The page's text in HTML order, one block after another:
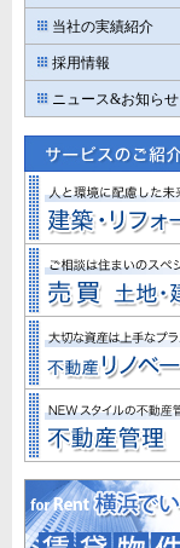
当社の実績紹介
採用情報
ニュース&お知らせ